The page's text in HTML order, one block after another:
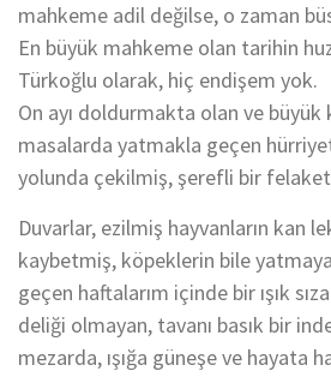
mahkeme adil değilse, o zaman
En büyük mahkeme olan tarihin
Türkoğlu olarak, hiç endişem yok.
On ayı doldurmakta olan ve büyük
masalarda yatmakla geçen
yolunda çekilmiş, şerefli bir
Duvarlar, ezilmiş hayvanların kan
kaybetmiş, köpeklerin bile
geçen haftalarım içinde bir ışık
deliği olmayan, tavanı basık bir
mezarda, ışığa güneşe ve hayata